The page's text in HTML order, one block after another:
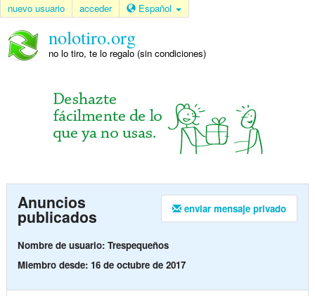
nuevo usuario acceder Español
nolotiro.org
no lo tiro, te lo regalo (sin condiciones)
enviar mensaje privado
Anuncios
publicados
Nombre de usuario: Trespequeños
Miembro desde: 16 de octubre de 2017